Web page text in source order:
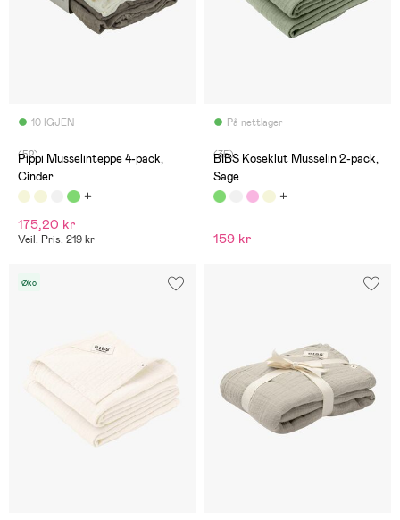
10 IGJEN
(52)
Pippi Musselinteppe 4-pack,
Cinder
175,20 kr
Veil. Pris: 219 kr
På nettlager
(35)
BIBS Koseklut Musselin 2-pack,
Sage
159 kr
Øko